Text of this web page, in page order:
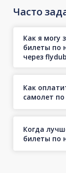
Часто
Как я могу
билеты по
через
Как
самолет
Когда
билеты по